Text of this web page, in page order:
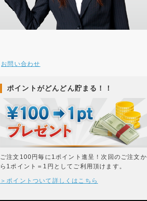
お問い合わせ
ポイントがどんどん貯まる！！
ご注文100円毎に1ポイント進呈！次回のご注文か
ら1ポイント＝1円としてご利用頂けます。
＞ポイントついて詳しくはこちら